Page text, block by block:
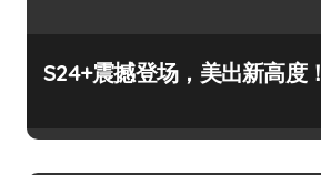
S24+震撼登场，美出新高度！